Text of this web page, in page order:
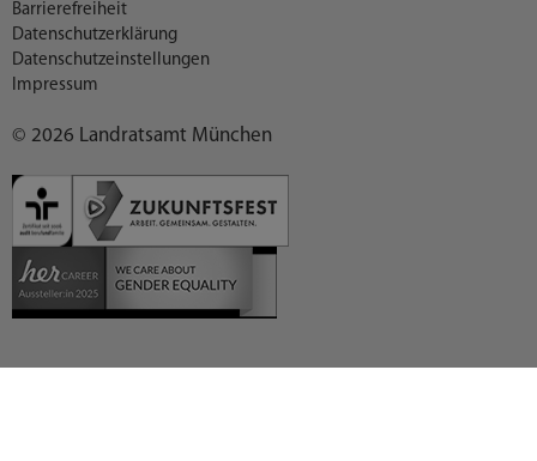
© 2026 Landratsamt München
Barrierefreiheit
Datenschutzerklärung
Datenschutzeinstellungen
Impressum